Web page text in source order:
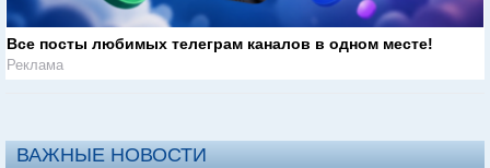
Все посты любимых телеграм каналов в одном месте!
Реклама
ВАЖНЫЕ НОВОСТИ